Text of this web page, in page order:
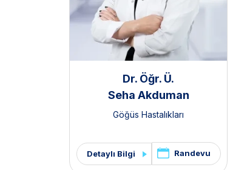
Dr. Öğr. Ü.
Seha Akduman
Göğüs Hastalıkları
Detaylı Bilgi Randevu